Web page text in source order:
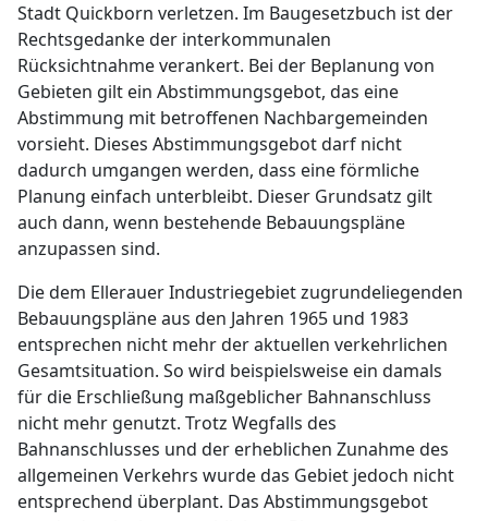
Stadt Quickborn verletzen. Im Baugesetzbuch ist der
Rechtsgedanke der interkommunalen
Rücksichtnahme verankert. Bei der Beplanung von
Gebieten gilt ein Abstimmungsgebot, das eine
Abstimmung mit betroffenen Nachbargemeinden
vorsieht. Dieses Abstimmungsgebot darf nicht
dadurch umgangen werden, dass eine förmliche
Planung einfach unterbleibt. Dieser Grundsatz gilt
auch dann, wenn bestehende Bebauungspläne
anzupassen sind.
Die dem Ellerauer Industriegebiet zugrundeliegenden
Bebauungspläne aus den Jahren 1965 und 1983
entsprechen nicht mehr der aktuellen verkehrlichen
Gesamtsituation. So wird beispielsweise ein damals
für die Erschließung maßgeblicher Bahnanschluss
nicht mehr genutzt. Trotz Wegfalls des
Bahnanschlusses und der erheblichen Zunahme des
allgemeinen Verkehrs wurde das Gebiet jedoch nicht
entsprechend überplant. Das Abstimmungsgebot